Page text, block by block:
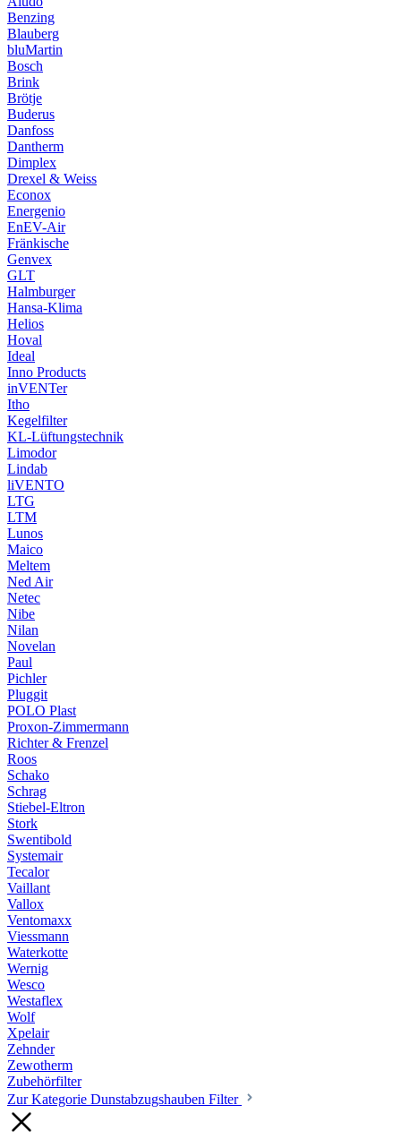
Benzing
Blauberg
bluMartin
Bosch
Brink
Brötje
Buderus
Danfoss
Dantherm
Dimplex
Drexel & Weiss
Econox
Energenio
EnEV-Air
Fränkische
Genvex
GLT
Halmburger
Hansa-Klima
Helios
Hoval
Ideal
Inno Products
inVENTer
Itho
Kegelfilter
KL-Lüftungstechnik
Limodor
Lindab
liVENTO
LTG
LTM
Lunos
Maico
Meltem
Ned Air
Netec
Nibe
Nilan
Novelan
Paul
Pichler
Pluggit
POLO Plast
Proxon-Zimmermann
Richter & Frenzel
Roos
Schako
Schrag
Stiebel-Eltron
Stork
Swentibold
Systemair
Tecalor
Vaillant
Vallox
Ventomaxx
Viessmann
Waterkotte
Wernig
Wesco
Westaflex
Wolf
Xpelair
Zehnder
Zewotherm
Zubehörfilter
Zur Kategorie Dunstabzugshauben Filter